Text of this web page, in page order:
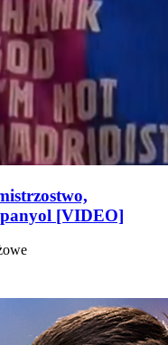
[VIDEO]